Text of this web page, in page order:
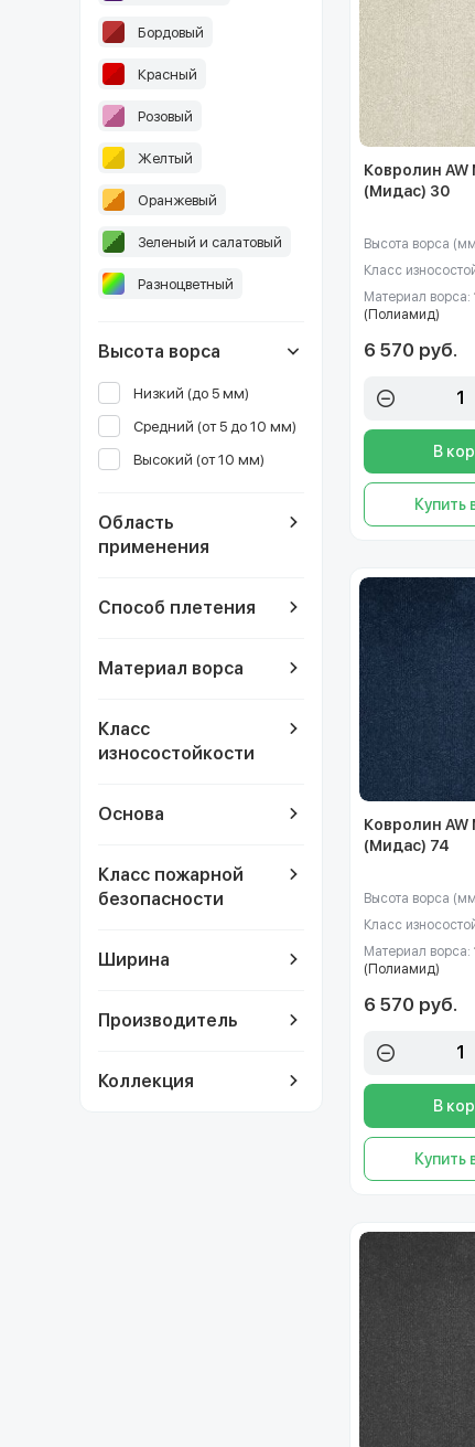
Бордовый
Красный
Розовый
Желтый
Оранжевый
Зеленый и салатовый
Разноцветный
Высота ворса
Низкий (до 5 мм)
Средний (от 5 до 10 мм)
Высокий (от 10 мм)
Область
применения
Способ плетения
Материал ворса
Класс
износостойкости
Основа
Класс пожарной
безопасности
Ширина
Производитель
Коллекция
Ковролин AW
(Мидас) 30
Высота ворса
Класс
Материал ворса:
(Полиамид)
6 570 руб.
В
Купить
Ковролин AW
(Мидас) 74
Высота ворса
Класс
Материал ворса:
(Полиамид)
6 570 руб.
В
Купить